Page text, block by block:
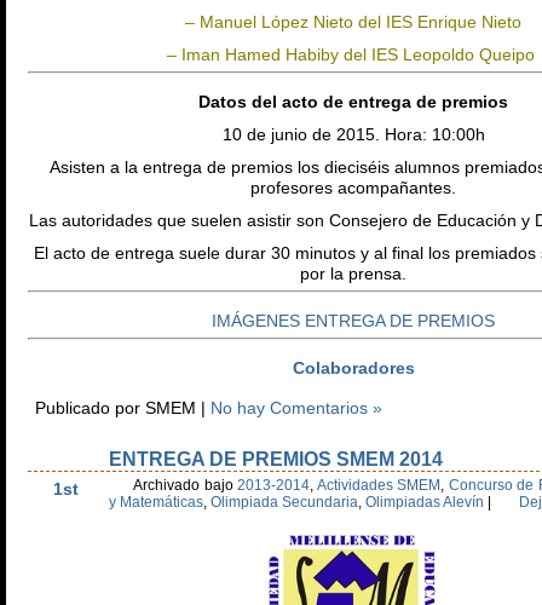
– Manuel López Nieto del IES Enrique Nieto
– Iman Hamed Habiby del IES Leopoldo Queipo
Datos del acto de entrega de premios
10 de junio de 2015. Hora: 10:00h
Asisten a la entrega de premios los dieciséis alumnos
profesores acompañantes.
Las autoridades que suelen asistir son Consejero de Educación y
El acto de entrega suele durar 30 minutos y al final los
por la prensa.
IMÁGENES ENTREGA DE PREMIOS
Colaboradores
Publicado por SMEM | No hay Comentarios »
1st
ENTREGA DE PREMIOS SMEM 2014
Archivado bajo 2013-2014, Actividades SMEM , Concurso de
y Matemáticas, Olimpiada Secundaria, Olimpiadas Alevín